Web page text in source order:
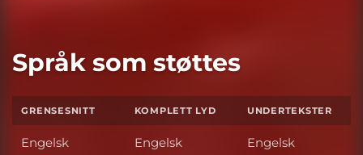
Språk som støttes
GRENSESNITT KOMPLETT LYD UNDERTEKSTER
Engelsk Engelsk Engelsk